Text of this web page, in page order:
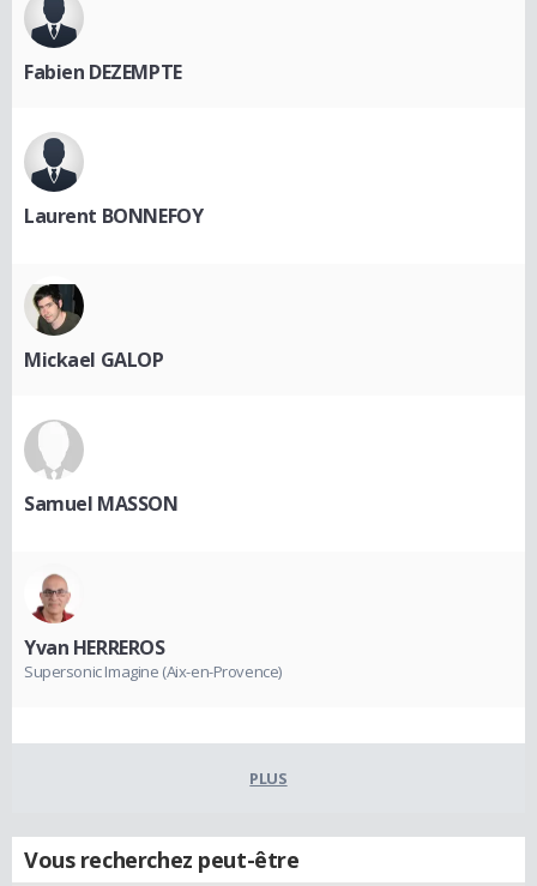
Fabien DEZEMPTE
Laurent BONNEFOY
Mickael GALOP
Samuel MASSON
Yvan HERREROS
Supersonic Imagine (Aix-en-Provence)
PLUS
Vous recherchez peut-être